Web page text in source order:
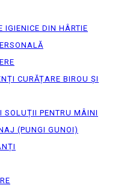
IGIENICE DIN HÂRTIE
CURĂȚARE BIROU ȘI
SOLUȚII PENTRU MÂINI
(PUNGI GUNOI)